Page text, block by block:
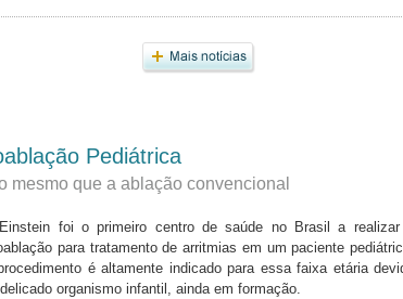
Pediátrica
mesmo que a ablação convencional
foi o primeiro centro de saúde no Brasil a
para tratamento de arritmias em um paciente
é altamente indicado para essa faixa etária
organismo infantil, ainda em formação.